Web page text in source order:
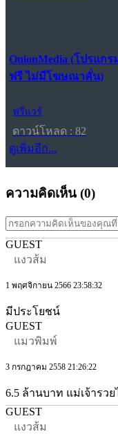
OnionMedia (โปรแก
ฟรี ไม่มีโฆษณาคั่น)
ฟรีแวร์
ดาวน์โหลด : 82
ดูเพิ่มอีก...
ความคิดเห็น (0)
GUEST
แงวส้ม
1 พฤศจิกายน 2566 23:58:32
มีประโยชน์
GUEST
แมวพิมพ์
3 กรกฎาคม 2558 21:26:22
6.5 ล้านบาท แม่เจ้ารวย
GUEST
แงวส้ม